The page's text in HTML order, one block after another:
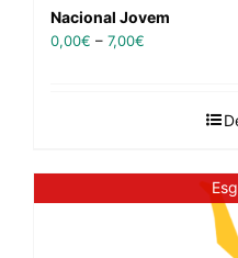
Nacional Jovem
0,00€ – 7,00€